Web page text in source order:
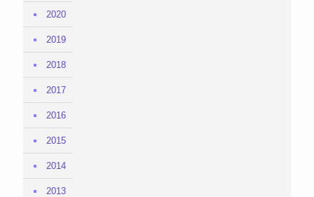
2020
2019
2018
2017
2016
2015
2014
2013